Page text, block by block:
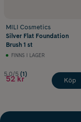
MILI Cosmetics
Silver Flat Foundation
Brush 1 st
FINNS I LAGER
5.0/5 (1)
52 kr Köp